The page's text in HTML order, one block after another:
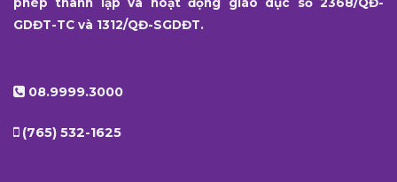
phép thành lập và hoạt động giáo dục số 2368/QĐ-
GDĐT-TC và 1312/QĐ-SGDĐT.
08.9999.3000
(765) 532-1625